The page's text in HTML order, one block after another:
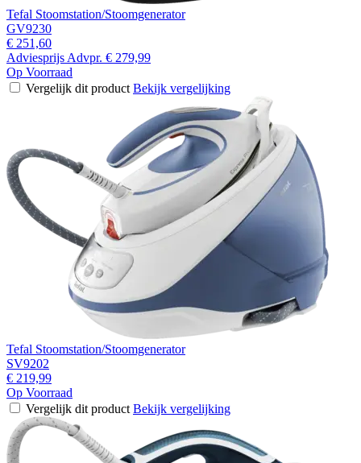
Tefal Stoomstation/Stoomgenerator
GV9230
€ 251,60
Adviesprijs Advpr. € 279,99
Op Voorraad
Vergelijk dit product Bekijk vergelijking
Tefal Stoomstation/Stoomgenerator
SV9202
€ 219,99
Op Voorraad
Vergelijk dit product Bekijk vergelijking